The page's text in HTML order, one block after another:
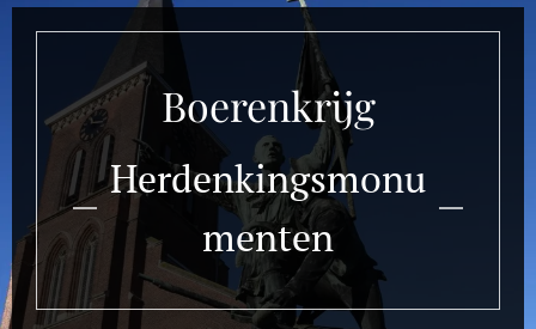
Boerenkrijg
Herdenkingsmonu
menten